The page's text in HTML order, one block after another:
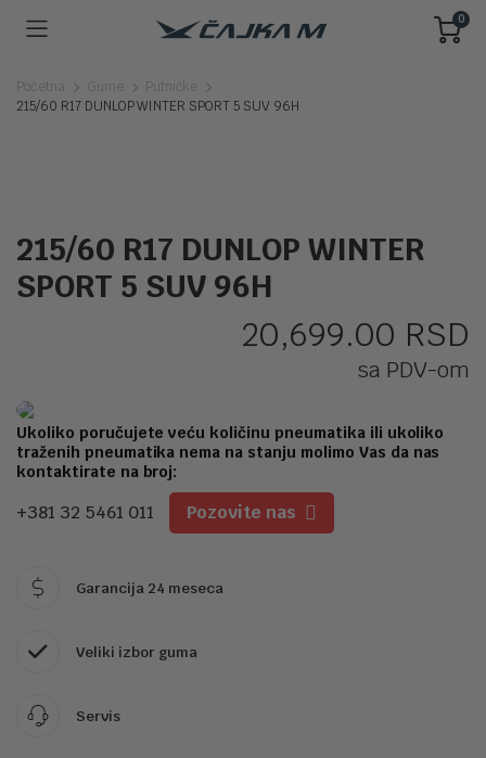
0
Početna Gume
Putničke
215/60 R17 DUNLOP WINTER SPORT 5 SUV 96H
215/60 R17 DUNLOP WINTER
SPORT 5 SUV 96H
20,699.00 RSD
sa PDV-om
Ukoliko poručujete veću količinu pneumatika ili ukoliko
traženih pneumatika nema na stanju molimo Vas da nas
kontaktirate na broj:
+381 32 5461 011 Pozovite nas
Garancija 24 meseca
Veliki izbor guma
Servis